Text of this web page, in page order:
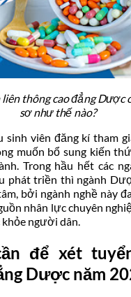
thông cao đẳng Dược
sơ như thế nào?
sinh viên đăng kí tham
muốn bổ sung kiến
Trong hầu hết các
phát triền thì ngành
bởi ngành nghề này
nhân lực chuyên
khỏe người dân.
để xét
Dược năm